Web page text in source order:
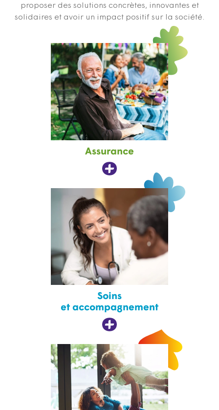
proposer des solutions concrètes, innovantes et
solidaires et avoir un impact positif sur la société.
Assurance
Soins
et accompagnement